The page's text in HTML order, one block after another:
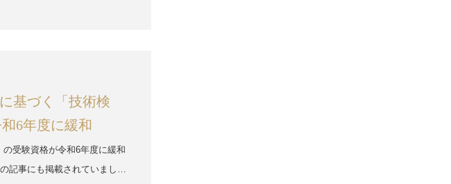
基づく「技術検
6年度に緩和
受験資格が令和6年度に緩和
記事にも掲載されていまし…